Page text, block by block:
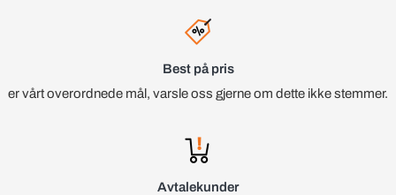
Best på pris
er vårt overordnede mål, varsle oss gjerne om dette ikke stemmer.
Avtalekunder